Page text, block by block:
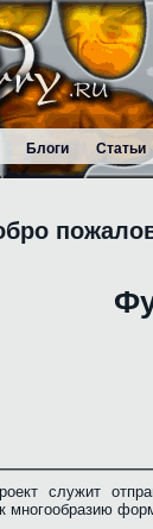
Блоги Статьи
служит
многообразию